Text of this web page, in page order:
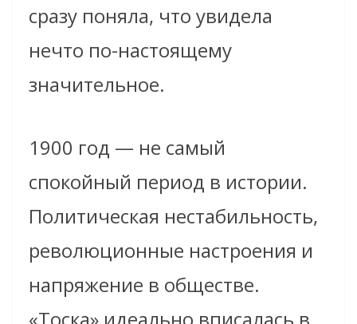
сразу поняла, что увидела
нечто по-настоящему
значительное.
1900 год — не самый
спокойный период в истории.
Политическая нестабильность,
революционные настроения и
напряжение в обществе.